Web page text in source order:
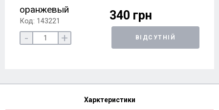
оранжевый
Код: 143221 340 грн
- + ВІДСУТНІЙ
Харктеристики